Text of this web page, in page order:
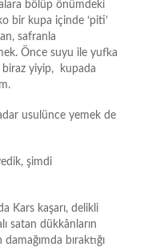
bölüp önümdeki
bir kupa içinde ‘piti’
safranla
Önce suyu ile yufka
biraz yiyip, kupada
usulünce yemek de
şimdi
Kars kaşarı, delikli
satan dükkânların
bıraktığı